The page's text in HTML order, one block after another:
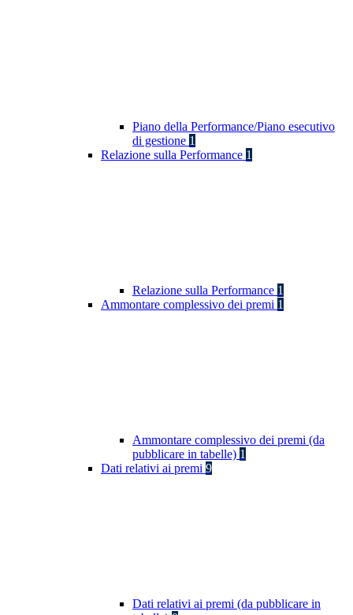
Piano della Performance/Piano esecutivo
di gestione 1
Relazione sulla Performance 1
Relazione sulla Performance 1
Ammontare complessivo dei premi 1
Ammontare complessivo dei premi (da
pubblicare in tabelle) 1
Dati relativi ai premi 9
Dati relativi ai premi (da pubblicare in